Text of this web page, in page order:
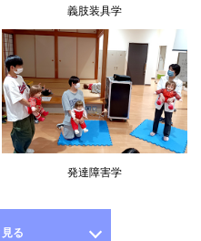
義肢装具学
発達障害学
る